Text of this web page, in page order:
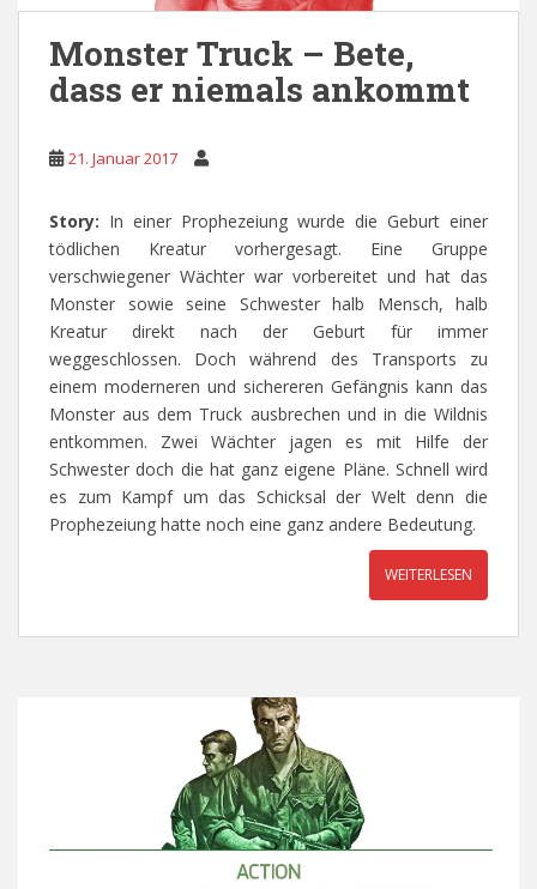
Monster Truck – Bete,
dass er niemals ankommt
21. Januar 2017
Story: In einer Prophezeiung wurde die Geburt einer
tödlichen Kreatur vorhergesagt. Eine Gruppe
verschwiegener Wächter war vorbereitet und hat das
Monster sowie seine Schwester halb Mensch, halb
Kreatur direkt nach der Geburt für immer
weggeschlossen. Doch während des Transports zu
einem moderneren und sichereren Gefängnis kann das
Monster aus dem Truck ausbrechen und in die Wildnis
entkommen. Zwei Wächter jagen es mit Hilfe der
Schwester doch die hat ganz eigene Pläne. Schnell wird
es zum Kampf um das Schicksal der Welt denn die
Prophezeiung hatte noch eine ganz andere Bedeutung.
WEITERLESEN